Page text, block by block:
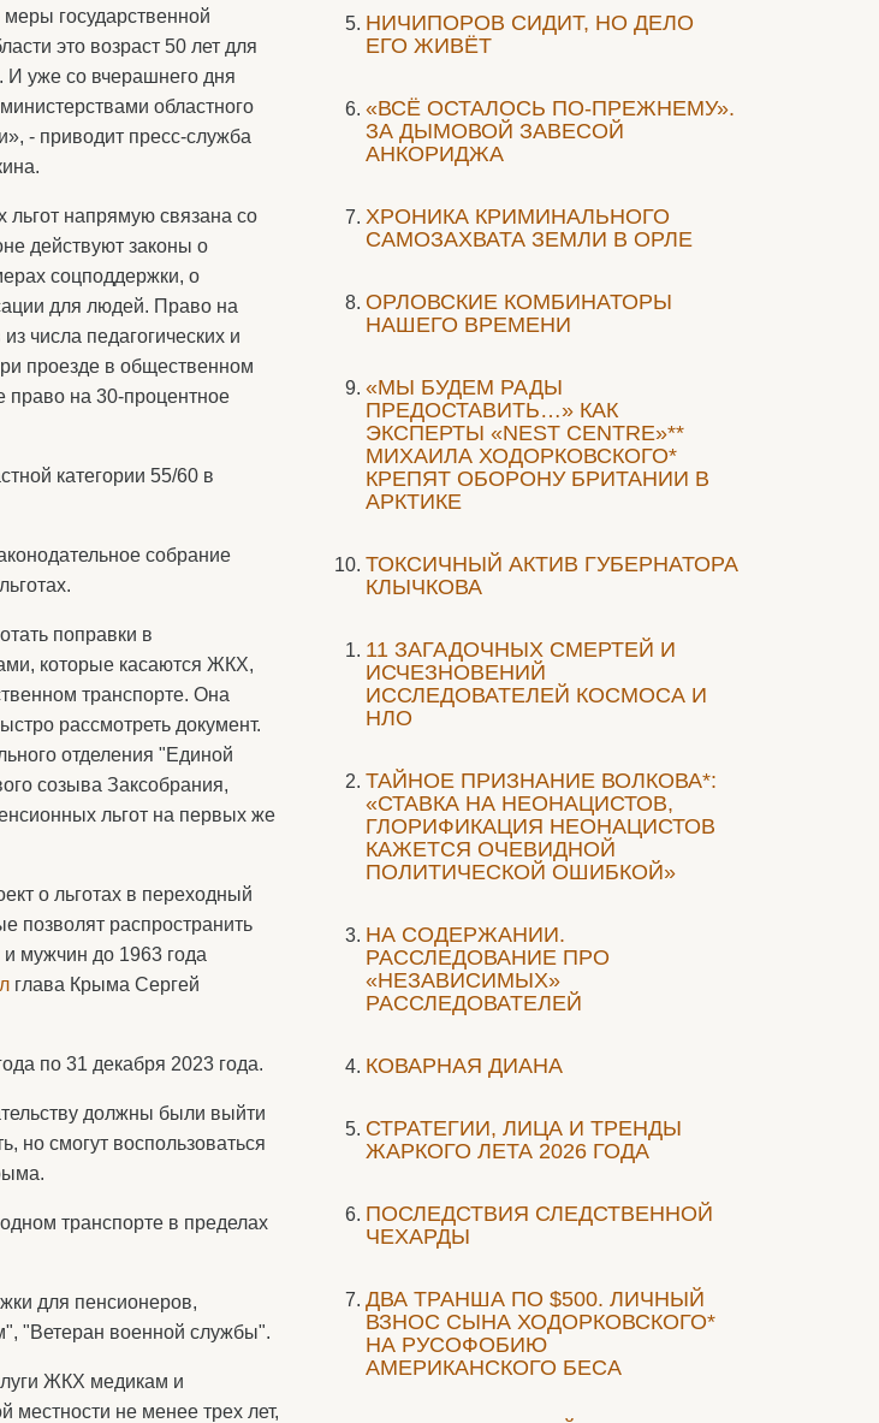
государственной
это возраст 50 лет для
И уже со вчерашнего дня
областного
- приводит пресс-служба
льгот напрямую связана со
действуют законы о
соцподдержки, о
для людей. Право на
числа педагогических и
проезде в общественном
право на 30-процентное
категории 55/60 в
собрание
поправки в
которые касаются ЖКХ,
транспорте. Она
рассмотреть документ.
отделения "Единой
созыва Заксобрания,
льгот на первых же
о льготах в переходный
позволят распространить
мужчин до 1963 года
глава Крыма Сергей
по 31 декабря 2023 года.
должны были выйти
но смогут воспользоваться
транспорте в пределах
для пенсионеров,
"Ветеран военной службы".
ЖКХ медикам и
местности не менее трех лет,
НИЧИПОРОВ СИДИТ, НО ДЕЛО
ЕГО ЖИВЁТ
«ВСЁ ОСТАЛОСЬ ПО-ПРЕЖНЕМУ».
ЗА ДЫМОВОЙ ЗАВЕСОЙ
АНКОРИДЖА
ХРОНИКА КРИМИНАЛЬНОГО
САМОЗАХВАТА ЗЕМЛИ В ОРЛЕ
ОРЛОВСКИЕ КОМБИНАТОРЫ
НАШЕГО ВРЕМЕНИ
«МЫ БУДЕМ РАДЫ
ПРЕДОСТАВИТЬ…» КАК
ЭКСПЕРТЫ «NEST CENTRE»**
МИХАИЛА ХОДОРКОВСКОГО*
КРЕПЯТ ОБОРОНУ БРИТАНИИ В
АРКТИКЕ
ТОКСИЧНЫЙ АКТИВ ГУБЕРНАТОРА
КЛЫЧКОВА
11 ЗАГАДОЧНЫХ СМЕРТЕЙ И
ИСЧЕЗНОВЕНИЙ
ИССЛЕДОВАТЕЛЕЙ КОСМОСА И
НЛО
ТАЙНОЕ ПРИЗНАНИЕ ВОЛКОВА*:
«СТАВКА НА НЕОНАЦИСТОВ,
ГЛОРИФИКАЦИЯ НЕОНАЦИСТОВ
КАЖЕТСЯ ОЧЕВИДНОЙ
ПОЛИТИЧЕСКОЙ ОШИБКОЙ»
НА СОДЕРЖАНИИ.
РАССЛЕДОВАНИЕ ПРО
«НЕЗАВИСИМЫХ»
РАССЛЕДОВАТЕЛЕЙ
КОВАРНАЯ ДИАНА
СТРАТЕГИИ, ЛИЦА И ТРЕНДЫ
ЖАРКОГО ЛЕТА 2026 ГОДА
ПОСЛЕДСТВИЯ СЛЕДСТВЕННОЙ
ЧЕХАРДЫ
ДВА ТРАНША ПО $500. ЛИЧНЫЙ
ВЗНОС СЫНА ХОДОРКОВСКОГО*
НА РУСОФОБИЮ
АМЕРИКАНСКОГО БЕСА